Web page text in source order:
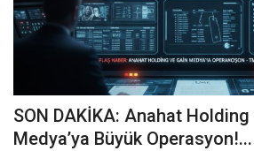
SON DAKİKA: Anahat Holding
Medya’ya Büyük Operasyon!...